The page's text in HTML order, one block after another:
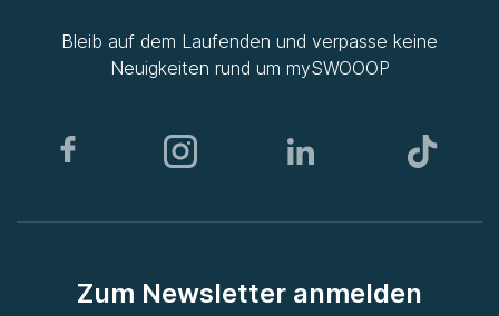
Bleib auf dem Laufenden und verpasse keine
Neuigkeiten rund um mySWOOOP
Zum Newsletter anmelden